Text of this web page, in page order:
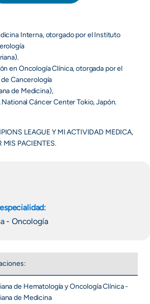
Interna, otorgado por el Instituto
en Oncología Clínica, otorgada por el
Cancerología
de Medicina),
Cáncer Center Tokio, Japón.
LEAGUE Y MI ACTIVIDAD MEDICA,
MIS PACIENTES.
- Oncología
de Hematología y Oncología Clínica -
de Medicina